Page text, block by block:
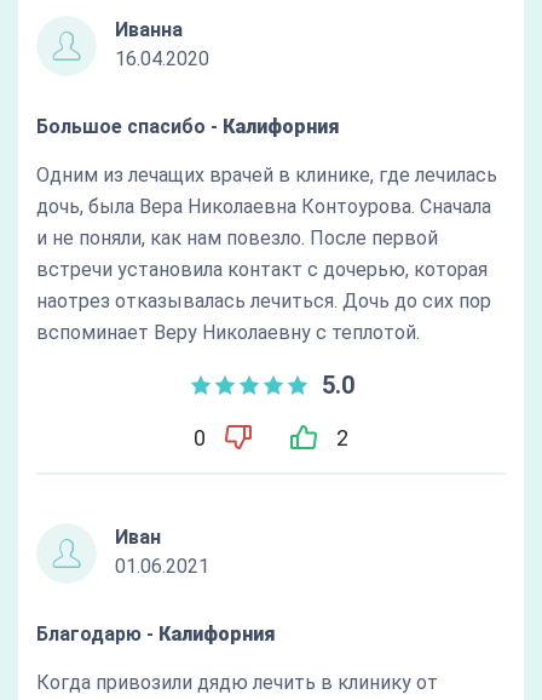
Иванна
16.04.2020
Большое спасибо - Калифорния
Одним из лечащих врачей в клинике, где лечилась
дочь, была Вера Николаевна Контоурова. Сначала
и не поняли, как нам повезло. После первой
встречи установила контакт с дочерью, которая
наотрез отказывалась лечиться. Дочь до сих пор
вспоминает Веру Николаевну с теплотой.
5.0
0 2
Иван
01.06.2021
Благодарю - Калифорния
Когда привозили дядю лечить в клинику от